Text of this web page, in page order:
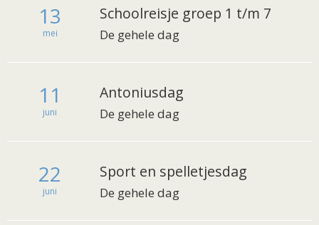
13
mei
Schoolreisje groep 1 t/m 7
De gehele dag
11
juni
Antoniusdag
De gehele dag
22
juni
Sport en spelletjesdag
De gehele dag